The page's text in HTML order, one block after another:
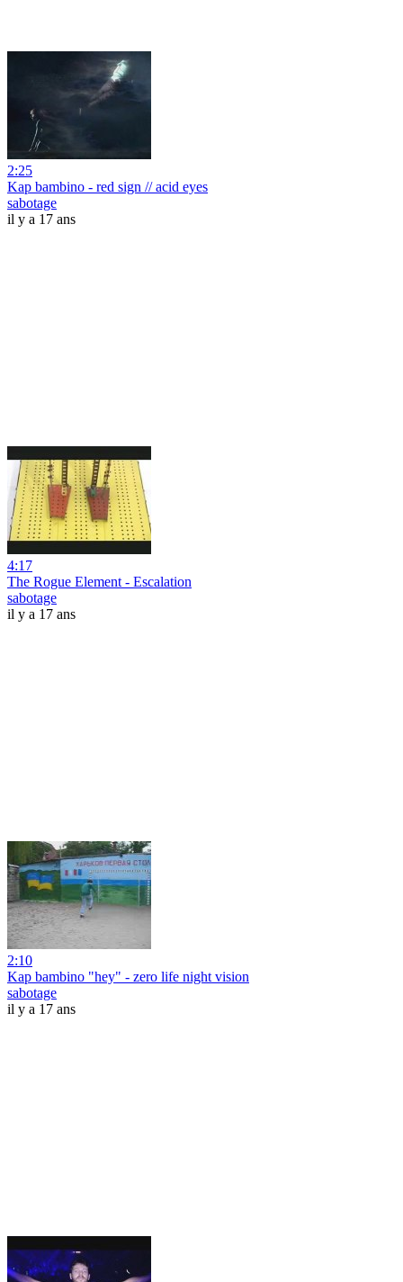
2:25
Kap bambino - red sign // acid eyes
sabotage
il y a 17 ans
4:17
The Rogue Element - Escalation
sabotage
il y a 17 ans
2:10
Kap bambino "hey" - zero life night vision
sabotage
il y a 17 ans